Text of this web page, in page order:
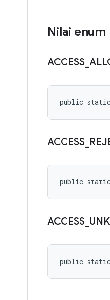
Nilai enum
ACCESS
public
ACCESS
public
ACCESS
public